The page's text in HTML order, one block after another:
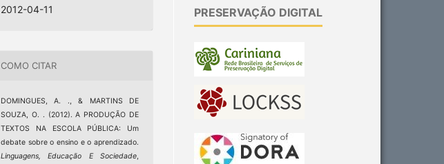
2012-04-11
COMO CITAR
DOMINGUES, A. ., & MARTINS DE
SOUZA, O. . (2012). A PRODUÇÃO DE
TEXTOS NA ESCOLA PÚBLICA: Um
debate sobre o ensino e o aprendizado.
Linguagens, Educação E Sociedade,
PRESERVAÇÃO DIGITAL